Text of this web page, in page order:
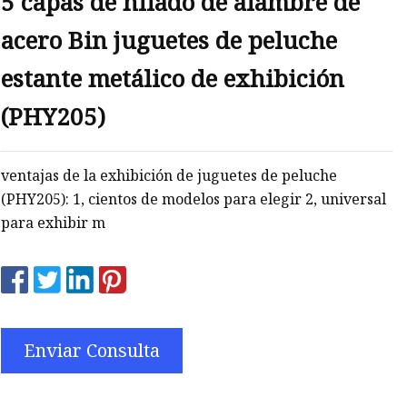
acero Bin juguetes de peluche
estante metálico de exhibición
(PHY205)
ventajas de la exhibición de juguetes de peluche
(PHY205): 1, cientos de modelos para elegir 2, universal
para exhibir m
Enviar Consulta